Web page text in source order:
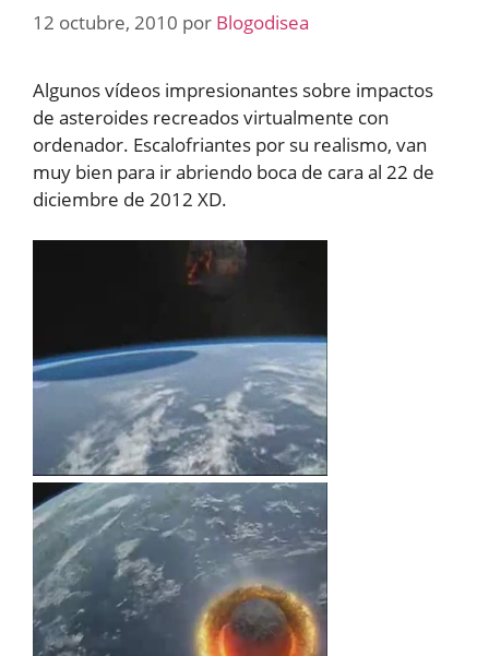
12 octubre, 2010 por Blogodisea
Algunos vídeos impresionantes sobre impactos
de asteroides recreados virtualmente con
ordenador. Escalofriantes por su realismo, van
muy bien para ir abriendo boca de cara al 22 de
diciembre de 2012 XD.